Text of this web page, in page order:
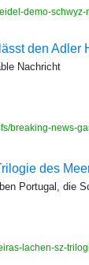
demo-
den Adler
Nachricht
breaking-news-
des
Portugal, die
lachen-sz-